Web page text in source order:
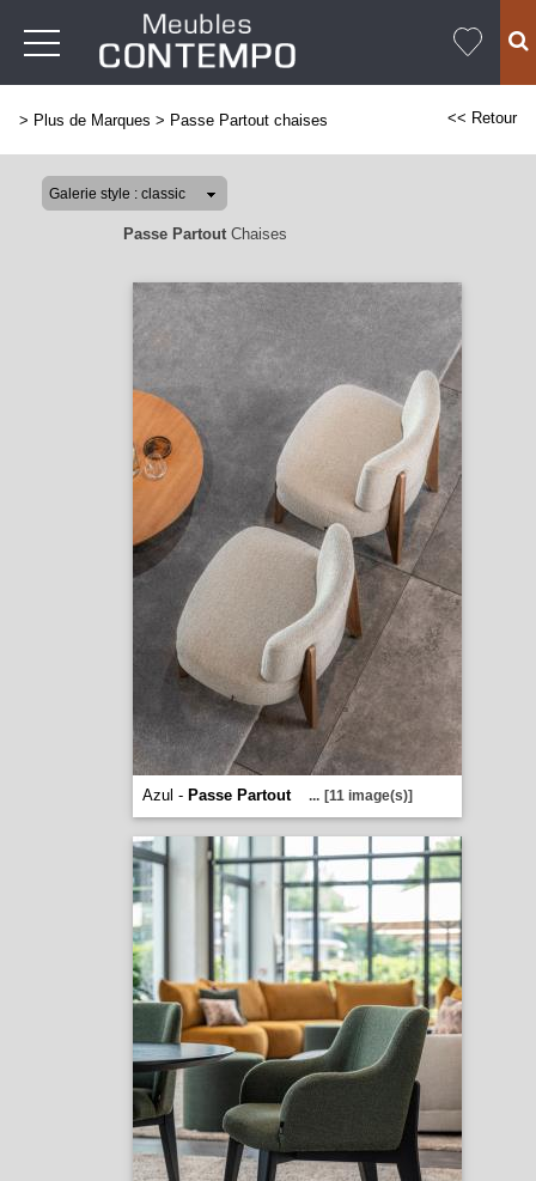
> Plus de Marques > Passe Partout chaises << Retour
Passe PartoutChaises
Azul - Passe Partout ... [11 image(s)]